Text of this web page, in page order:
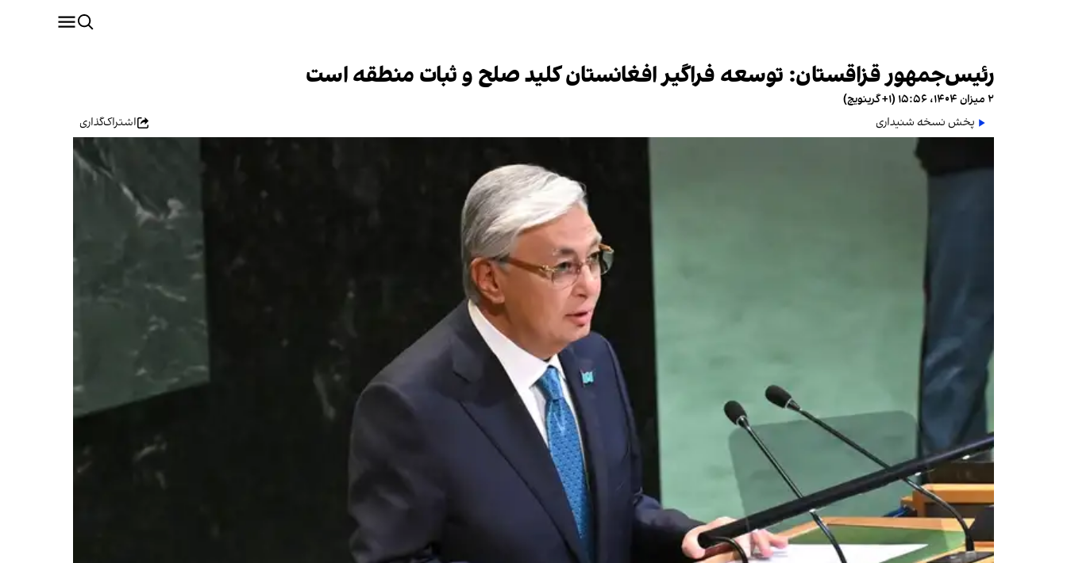
رئیس‌جمهور قزاقستان: توسعه فراگیر افغانستان کلید صلح و ثبات منطقه است
۲ میزان ۱۴۰۴، ۱۵:۵۶ (‎+۱ گرینویچ)
پخش نسخه شنیداری
اشتراک‌گذاری